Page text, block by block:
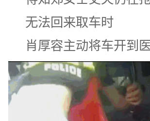
无法回来取车时
肖厚容主动将车开到